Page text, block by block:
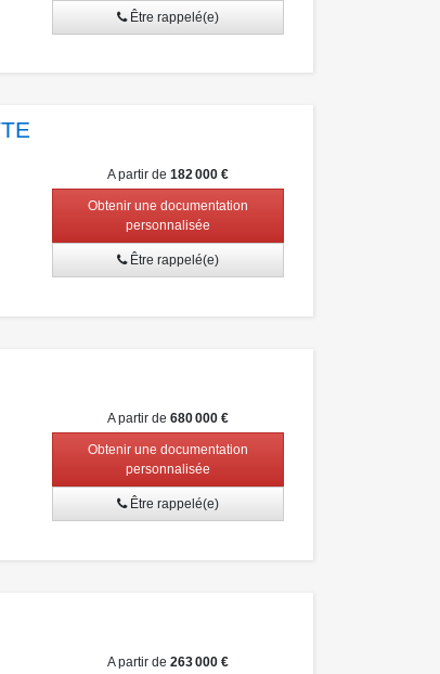
Être rappelé(e)
A partir de182 000 €
Obtenir une documentation
personnalisée
Être rappelé(e)
A partir de680 000 €
Obtenir une documentation
personnalisée
Être rappelé(e)
A partir de263 000 €